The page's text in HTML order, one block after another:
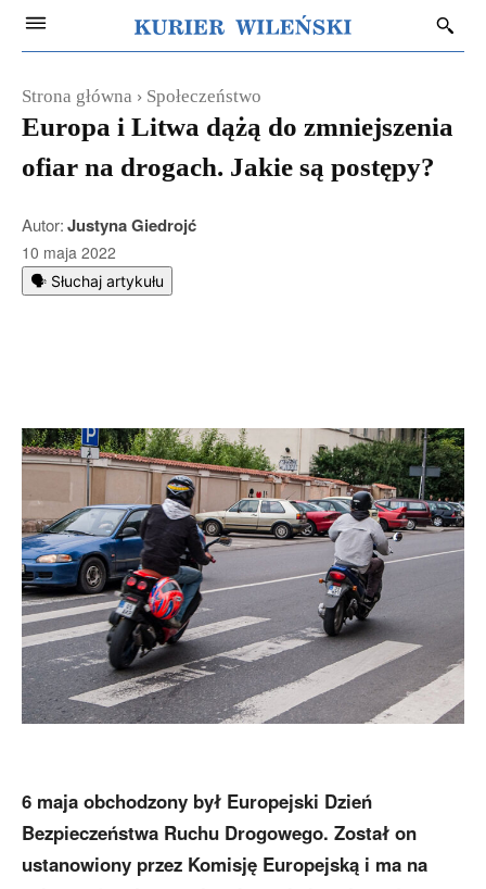
Strona główna Społeczeństwo
Europa i Litwa dążą do zmniejszenia
ofiar na drogach. Jakie są postępy?
Autor:Justyna Giedrojć
10 maja 2022
🗣️ Słuchaj artykułu
6 maja obchodzony był Europejski Dzień
Bezpieczeństwa Ruchu Drogowego. Został on
ustanowiony przez Komisję Europejską i ma na